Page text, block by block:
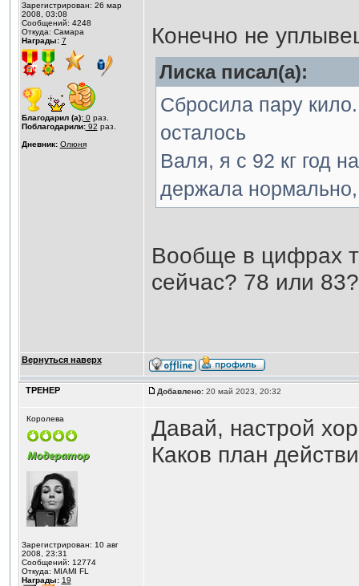
Зарегистрирован: 26 мар
2008, 03:08
Сообщений: 4248
Откуда: Самара
Награды: 7
Благодарил (а):0раз.
Поблагодарили:92 раз.
Дневник: Олюня
Конечно не
Лиска писал(а):
Сбросила пару
осталось
Валя, я с 92 кг год
держала
Вообще в цифрах
сейчас? 78 или
Вернуться наверх
ТРЕНЕР Добавлено:20 май 2023, 20:32
Королева
Зарегистрирован: 10 авг
2008, 23:31
Сообщений: 12774
Откуда: MIAMI FL
Награды: 19
Давай, настрой
Каков план